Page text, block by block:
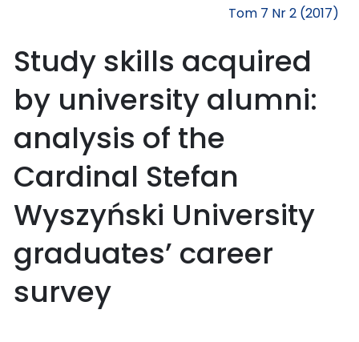
Tom 7 Nr 2 (2017)
Study skills acquired
by university alumni:
analysis of the
Cardinal Stefan
Wyszyński University
graduates’ career
survey